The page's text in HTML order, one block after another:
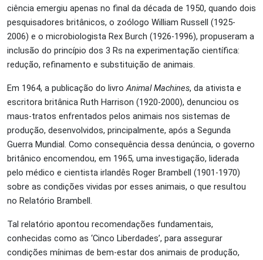
ciência emergiu apenas no final da década de 1950, quando dois
pesquisadores britânicos, o zoólogo William Russell (1925-
2006) e o microbiologista Rex Burch (1926-1996), propuseram a
inclusão do princípio dos 3 Rs na experimentação científica:
redução, refinamento e substituição de animais.
Em 1964, a publicação do livroAnimal Machines, da ativista e
escritora britânica Ruth Harrison (1920-2000), denunciou os
maus-tratos enfrentados pelos animais nos sistemas de
produção, desenvolvidos, principalmente, após a Segunda
Guerra Mundial. Como consequência dessa denúncia, o governo
britânico encomendou, em 1965, uma investigação, liderada
pelo médico e cientista irlandês Roger Brambell (1901-1970)
sobre as condições vividas por esses animais, o que resultou
no Relatório Brambell.
Tal relatório apontou recomendações fundamentais,
conhecidas como as ‘Cinco Liberdades’, para assegurar
condições mínimas de bem-estar dos animais de produção,